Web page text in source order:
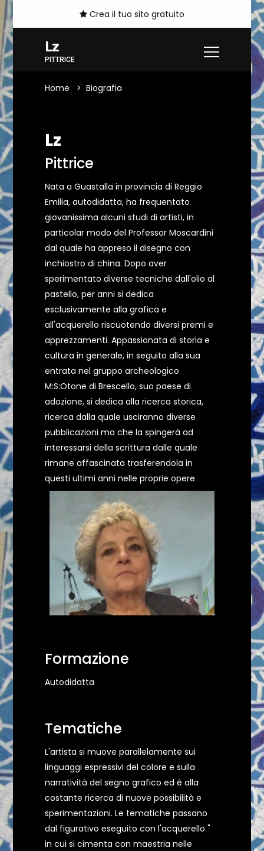
Crea il tuo sito gratuito
Lz
PITTRICE
Home Biografia
Lz
Pittrice
Nata a Guastalla in provincia di Reggio
Emilia, autodidatta, ha frequentato
giovanissima alcuni studi di artisti, in
particolar modo del Professor Moscardini
dal quale ha appreso il disegno con
inchiostro di china. Dopo aver
sperimentato diverse tecniche dall'olio al
pastello, per anni si dedica
esclusivamente alla grafica e
all'acquerello riscuotendo diversi premi e
apprezzamenti. Appassionata di storia e
cultura in generale, in seguito alla sua
entrata nel gruppo archeologico
M:S:Otone di Brescello, suo paese di
adozione, si dedica alla ricerca storica,
ricerca dalla quale usciranno diverse
pubblicazioni ma che la spingerà ad
interessarsi della scrittura dalle quale
rimane affascinata trasferendola in
questi ultimi anni nelle proprie opere
Formazione
Autodidatta
Tematiche
L'artista si muove parallelamente sui
linguaggi espressivi del colore e sulla
narratività del segno grafico ed è alla
costante ricerca di nuove possibilità e
sperimentazioni. Le tematiche passano
dal figurativo eseguito con l'acquerello "
in cui si cimenta con maestria nelle